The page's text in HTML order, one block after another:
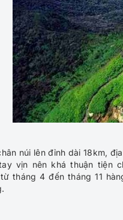
núi lên đỉnh dài 18km,
vịn nên khá thuận tiện
từ tháng 4 đến tháng 11